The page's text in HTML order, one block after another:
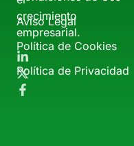
crecimiento
empresarial.
Aviso Legal
Política de Cookies
Política de Privacidad